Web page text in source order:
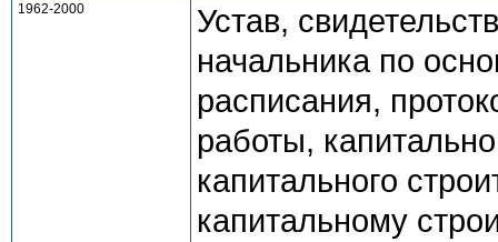
1962-2000
Устав,
начальника по
расписания,
работы,
капитального
капитальному